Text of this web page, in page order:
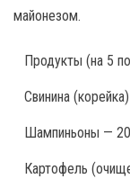
майонезом.
Продукты (на 5
Свинина
Шампиньоны —
Картофель